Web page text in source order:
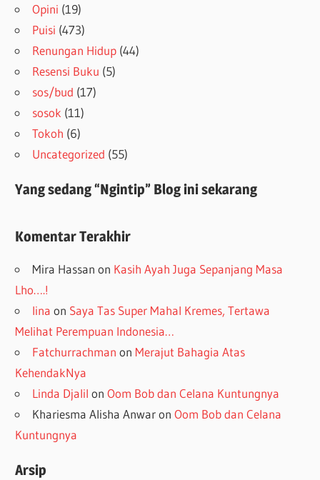
Opini (19)
Puisi (473)
Renungan Hidup (44)
Resensi Buku (5)
sos/bud (17)
sosok (11)
Tokoh (6)
Uncategorized (55)
Yang sedang “Ngintip” Blog ini sekarang
Komentar Terakhir
Mira Hassan on Kasih Ayah Juga Sepanjang Masa
Lho….!
lina on Saya Tas Super Mahal Kremes, Tertawa
Melihat Perempuan Indonesia…
Fatchurrachman on Merajut Bahagia Atas
KehendakNya
Linda Djalil onOom Bob dan Celana Kuntungnya
Khariesma Alisha AnwaronOom Bob dan Celana
Kuntungnya
Arsip